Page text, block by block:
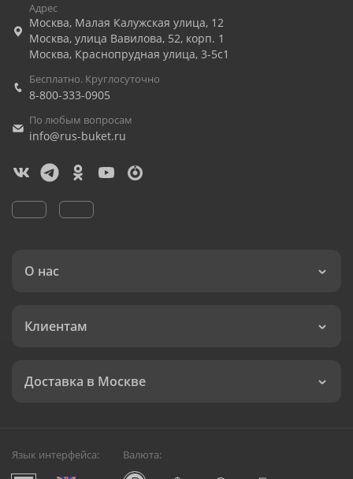
Адрес
Москва, Малая Калужская улица, 12
Москва, улица Вавилова, 52, корп. 1
Москва, Краснопрудная улица, 3-5с1
Бесплатно. Круглосуточно
8-800-333-0905
По любым вопросам
info@rus-buket.ru
О нас
Клиентам
Доставка в Москве
Язык интерфейса: Валюта: